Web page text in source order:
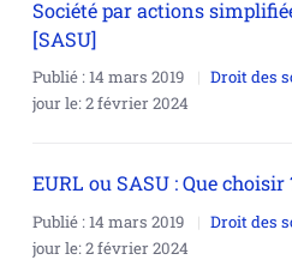
Société par actions
[SASU]
Publié :14 mars 2019 Droit des
jour le:2 février 2024
EURL ou SASU : Que choisir
Publié :14 mars 2019 Droit des
jour le:2 février 2024